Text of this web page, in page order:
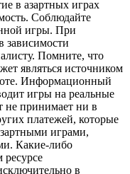
в азартных играх
Соблюдайте
игры. При
зависимости
Помните, что
являться источником
Информационный
игры на реальные
не принимает ни в
платежей, которые
играми,
Какие-либо
в